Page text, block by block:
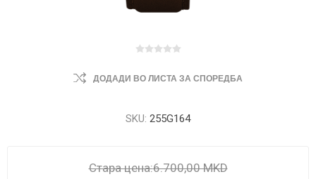
ДОДАДИ ВО ЛИСТА ЗА СПОРЕДБА
SKU: 255G164
Стара цена:6.700,00 MKD